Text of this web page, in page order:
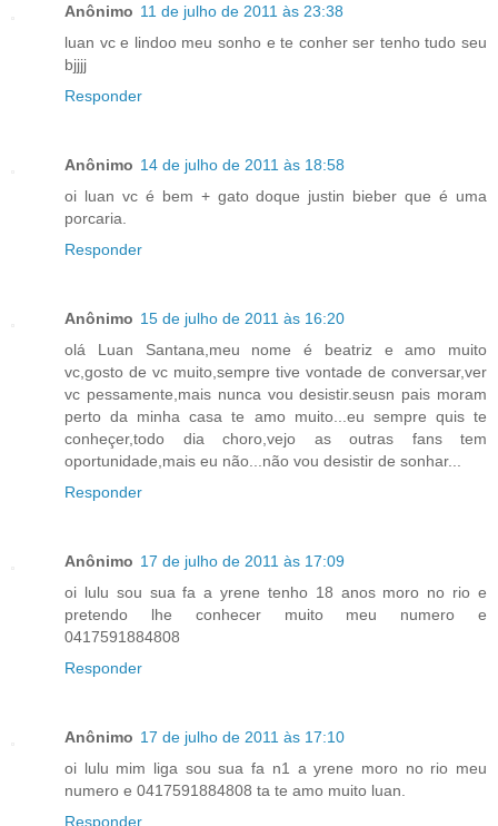
Anônimo 11 de julho de 2011 às 23:38
luan vc e lindoo meu sonho e te conher ser tenho tudo seu
bjjjj
Responder
Anônimo 14 de julho de 2011 às 18:58
oi luan vc é bem + gato doque justin bieber que é uma
porcaria.
Responder
Anônimo 15 de julho de 2011 às 16:20
olá Luan Santana,meu nome é beatriz e amo muito
vc,gosto de vc muito,sempre tive vontade de conversar,ver
vc pessamente,mais nunca vou desistir.seusn pais moram
perto da minha casa te amo muito...eu sempre quis te
conheçer,todo dia choro,vejo as outras fans tem
oportunidade,mais eu não...não vou desistir de sonhar...
Responder
Anônimo 17 de julho de 2011 às 17:09
oi lulu sou sua fa a yrene tenho 18 anos moro no rio e
pretendo lhe conhecer muito meu numero e
0417591884808
Responder
Anônimo 17 de julho de 2011 às 17:10
oi lulu mim liga sou sua fa n1 a yrene moro no rio meu
numero e 0417591884808 ta te amo muito luan.
Responder